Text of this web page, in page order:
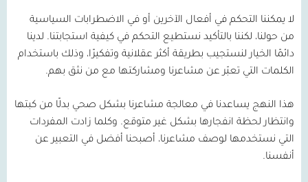
لا يمكننا التحكم في أفعال الآخرين أو في الاضطرابات السياسية
من حولنا، لكننا بالتأكيد نستطيع التحكم في كيفية استجابتنا. لدينا
دائمًا الخيار لنستجيب بطريقة أكثر عقلانية وتفكيرًا، وذلك باستخدام
الكلمات التي تعبّر عن مشاعرنا ومشاركتها مع من نثق بهم.
هذا النهج يساعدنا في معالجة مشاعرنا بشكل صحي بدلًا من كبتها
وانتظار لحظة انفجارها بشكل غير متوقع. وكلما زادت المفردات
التي نستخدمها لوصف مشاعرنا، أصبحنا أفضل في التعبير عن
أنفسنا.